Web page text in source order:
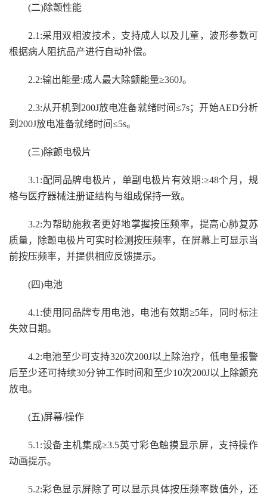
(二)除颤性能
2.1:采用双相波技术，支持成人以及儿童，波形参数可
根据病人阻抗品产进行自动补偿。
2.2:输出能量:成人最大除颤能量≥360J。
2.3:从开机到200J放电准备就绪时间≤7s；开始AED分析
到200J放电准备就绪时间≤5s。
(三)除颤电极片
3.1:配同品牌电极片，单副电极片有效期:≥48个月 ，规
格与医疗器械注册证结构与组成保持一致。
3.2:为帮助施救者更好地掌握按压频率，提高心肺复苏
质量，除颤电极片可实时检测按压频率，在屏幕上可显示当
前按压频率， 并提供相应反馈提示。
(四)电池
4.1:使用同品牌专用电池，电池有效期≥5年，同时标注
失效日期。
4.2:电池至少可支持320次200J以上除治疗，低电量报警
后至少还可持续30分钟工作时间和至少10次200J以上除颤充
放电。
(五)屏幕/操作
5.1:设备主机集成≥3.5英寸彩色触摸 显示屏， 支持操作
动画提示。
5.2:彩色显示屏除了可以显示具体按压频率数值外，还